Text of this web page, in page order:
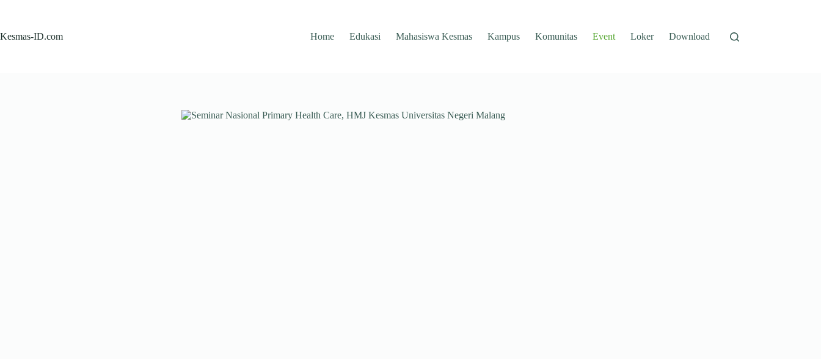
Kesmas-ID.com
Home Edukasi Mahasiswa Kesmas Kampus Komunitas Event Loker Download